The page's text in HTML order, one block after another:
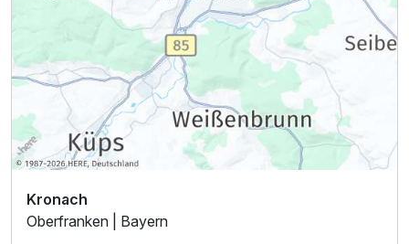
Familienzimmer B
2 Erwachsene und 2 Kinder
Kronach
Oberfranken | Bayern